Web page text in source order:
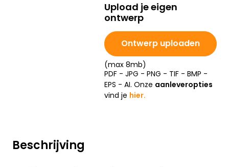
Beschrijving
Upload je eigen
ontwerp
Ontwerp uploaden
(max 8mb)
PDF - JPG - PNG - TIF - BMP -
EPS - AI. Onze aanleveropties
vind je hier.